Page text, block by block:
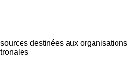
destinées aux organisations